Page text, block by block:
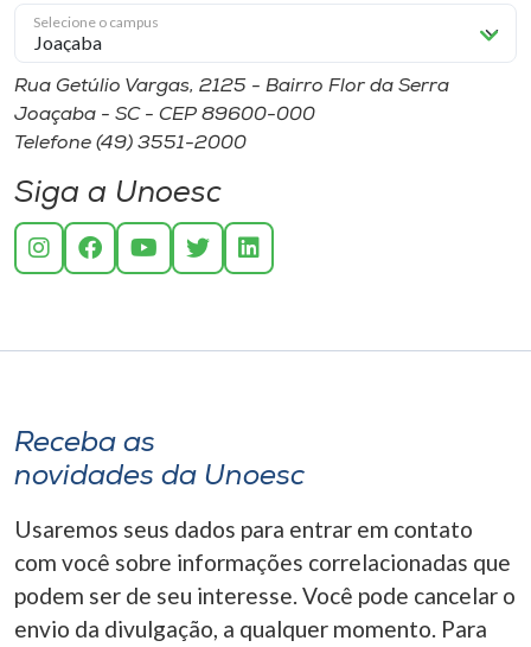
Selecione o campus
Rua Getúlio Vargas, 2125 - Bairro Flor da Serra
Joaçaba - SC - CEP 89600-000
Telefone (49) 3551-2000
Siga a Unoesc
Receba as
novidades da Unoesc
Usaremos seus dados para entrar em contato
com você sobre informações correlacionadas que
podem ser de seu interesse. Você pode cancelar o
envio da divulgação, a qualquer momento. Para